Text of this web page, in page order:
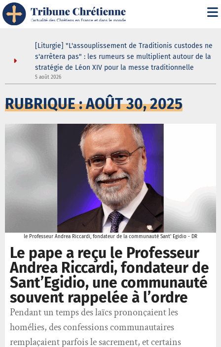
[Liturgie] "L'assouplissement de Traditionis custodes ne
s'arrêtera pas" : les rumeurs se multiplient autour de la
stratégie de Léon XIV pour la messe traditionnelle
5 août 2026
RUBRIQUE : AOÛT 30, 2025
le Professeur Andrea Riccardi, fondateur de la communauté Sant' Egidio - DR
Le pape a reçu le Professeur
Andrea Riccardi, fondateur de
Sant’Egidio, une communauté
souvent rappelée à l’ordre
Pendant un temps des laïcs prononçaient les
homélies, des confessions communautaires
remplaçaient parfois le sacrement, et certains